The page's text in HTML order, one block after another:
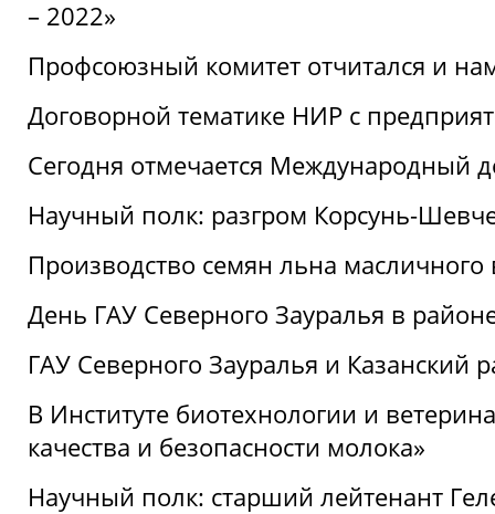
– 2022»
Профсоюзный комитет отчитался и
Договорной тематике НИР с
Сегодня отмечается Международный
Научный полк: разгром Корсунь-
Производство семян льна
День ГАУ Северного Зауралья в
ГАУ Северного Зауралья и Казанский
В Институте биотехнологии и
качества и безопасности молока»
Научный полк: старший лейтенант